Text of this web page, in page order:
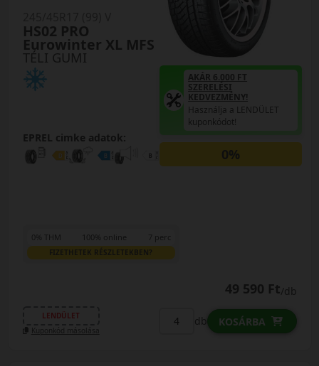
TÉLI GUMI
HS02 PRO
Eurowinter XL MFS
EPREL cimke adatok:
AKÁR 6.000 FT
SZERELÉSI
KEDVEZMÉNY!
Használja a LENDÜLET
kuponkódot!
0%
0% THM 100% online 7 perc
FIZETHETEK RÉSZLETEKBEN?
49 590 Ft/db
LENDÜLET
Kuponkód másolása
db KOSÁRBA